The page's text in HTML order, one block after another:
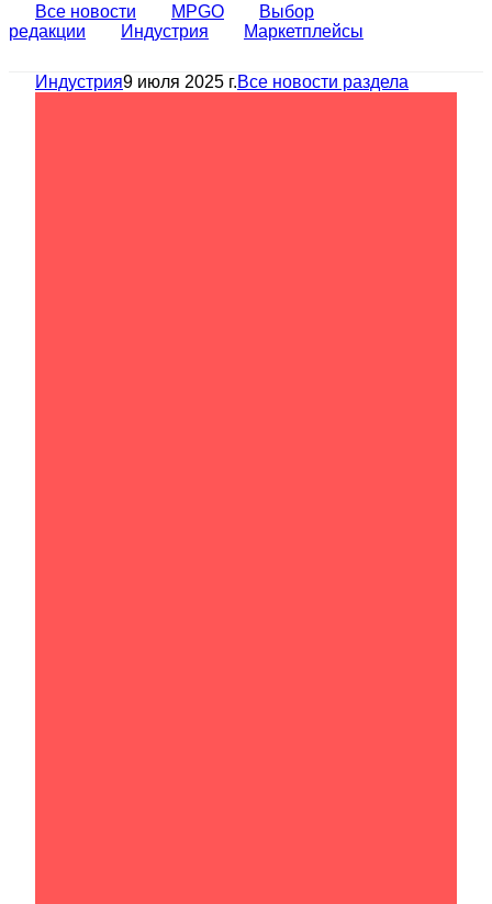
Все новости MPGO
Выбор
редакции
Индустрия Маркетплейсы
Индустрия9 июля 2025 г.Все новости раздела